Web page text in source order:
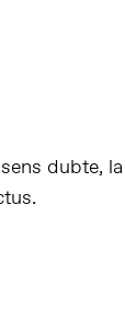
dubte, la